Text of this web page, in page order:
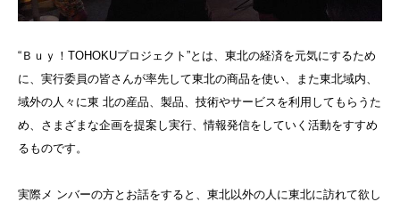
“Ｂｕｙ！TOHOKUプロジェクト”とは、東北の経済を元気にするため
に、実行委員の皆さんが率先して東北の商品を使い、また東北域内、
域外の人々に東 北の産品、製品、技術やサービスを利用してもらうた
め、さまざまな企画を提案し実行、情報発信をしていく活動をすすめ
るものです。
実際メ ンバーの方とお話をすると、東北以外の人に東北に訪れて欲し